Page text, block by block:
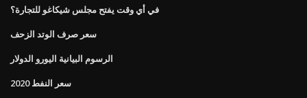
في أي وقت يفتح مجلس شيكاغو للتجارة؟
سعر صرف الوتد الزحف
الرسوم البيانية اليورو الدولار
سعر النفط 2020